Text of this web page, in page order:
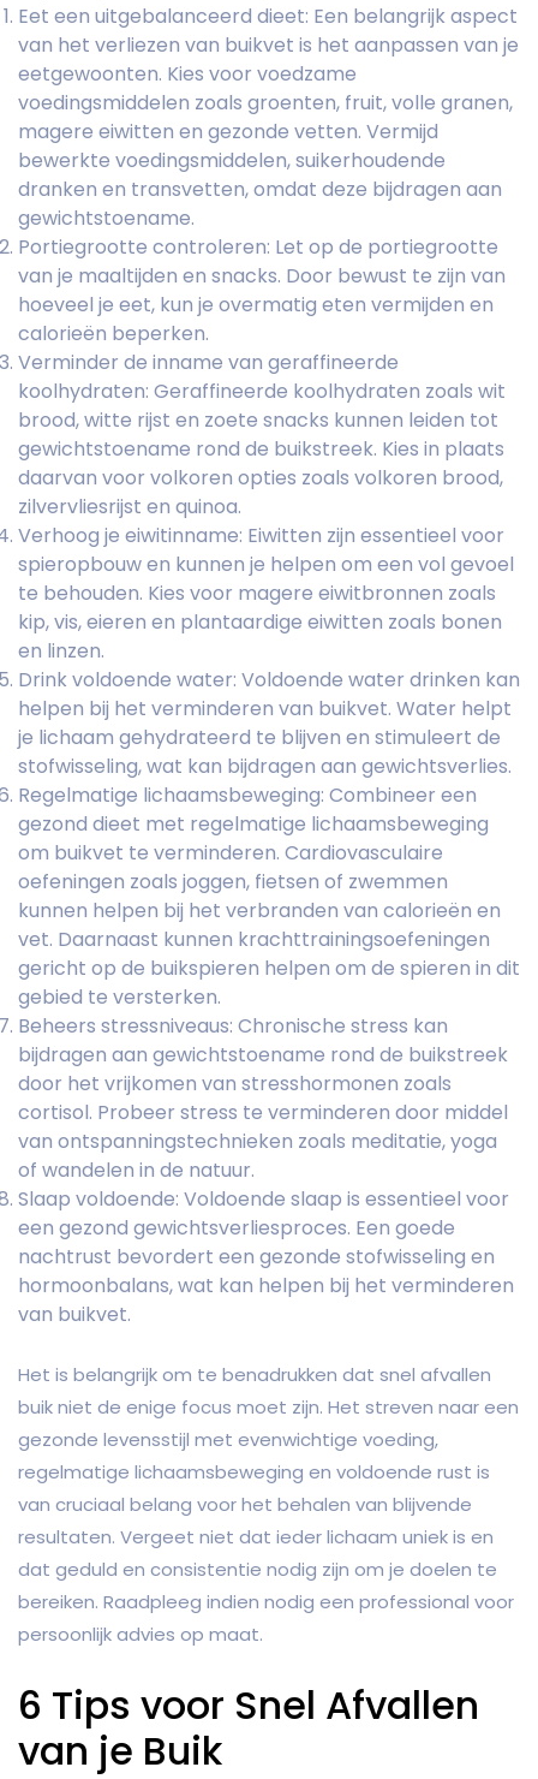
Eet een uitgebalanceerd dieet: Een belangrijk aspect
van het verliezen van buikvet is het aanpassen van je
eetgewoonten. Kies voor voedzame
voedingsmiddelen zoals groenten, fruit, volle granen,
magere eiwitten en gezonde vetten. Vermijd
bewerkte voedingsmiddelen, suikerhoudende
dranken en transvetten, omdat deze bijdragen aan
gewichtstoename.
Portiegrootte controleren: Let op de portiegrootte
van je maaltijden en snacks. Door bewust te zijn van
hoeveel je eet, kun je overmatig eten vermijden en
calorieën beperken.
Verminder de inname van geraffineerde
koolhydraten: Geraffineerde koolhydraten zoals wit
brood, witte rijst en zoete snacks kunnen leiden tot
gewichtstoename rond de buikstreek. Kies in plaats
daarvan voor volkoren opties zoals volkoren brood,
zilvervliesrijst en quinoa.
Verhoog je eiwitinname: Eiwitten zijn essentieel voor
spieropbouw en kunnen je helpen om een vol gevoel
te behouden. Kies voor magere eiwitbronnen zoals
kip, vis, eieren en plantaardige eiwitten zoals bonen
en linzen.
Drink voldoende water: Voldoende water drinken kan
helpen bij het verminderen van buikvet. Water helpt
je lichaam gehydrateerd te blijven en stimuleert de
stofwisseling, wat kan bijdragen aan gewichtsverlies.
Regelmatige lichaamsbeweging: Combineer een
gezond dieet met regelmatige lichaamsbeweging
om buikvet te verminderen. Cardiovasculaire
oefeningen zoals joggen, fietsen of zwemmen
kunnen helpen bij het verbranden van calorieën en
vet. Daarnaast kunnen krachttrainingsoefeningen
gericht op de buikspieren helpen om de spieren in dit
gebied te versterken.
Beheers stressniveaus: Chronische stress kan
bijdragen aan gewichtstoename rond de buikstreek
door het vrijkomen van stresshormonen zoals
cortisol. Probeer stress te verminderen door middel
van ontspanningstechnieken zoals meditatie, yoga
of wandelen in de natuur.
Slaap voldoende: Voldoende slaap is essentieel voor
een gezond gewichtsverliesproces. Een goede
nachtrust bevordert een gezonde stofwisseling en
hormoonbalans, wat kan helpen bij het verminderen
van buikvet.
Het is belangrijk om te benadrukken dat snel afvallen
buik niet de enige focus moet zijn. Het streven naar een
gezonde levensstijl met evenwichtige voeding,
regelmatige lichaamsbeweging en voldoende rust is
van cruciaal belang voor het behalen van blijvende
resultaten. Vergeet niet dat ieder lichaam uniek is en
dat geduld en consistentie nodig zijn om je doelen te
bereiken. Raadpleeg indien nodig een professional voor
persoonlijk advies op maat.
6 Tips voor Snel Afvallen
van je Buik